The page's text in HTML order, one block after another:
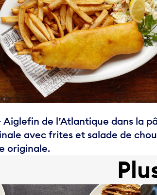
Aiglefin de l’Atlantique dans la
avec frites et salade de
originale.